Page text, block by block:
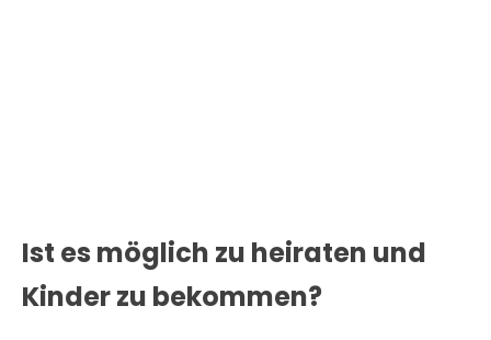
Ist es möglich zu heiraten und
Kinder zu bekommen?